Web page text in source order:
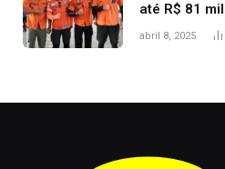
até R$ 81
melhorar
abril 8, 2025